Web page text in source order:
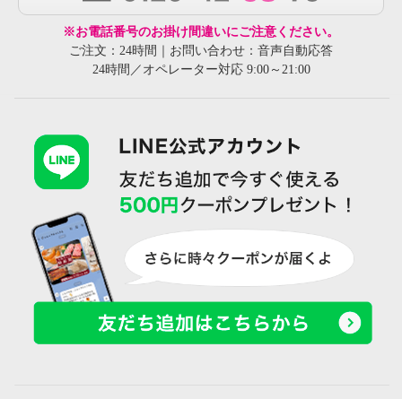
※お電話番号のお掛け間違いにご注意ください。
ご注文：24時間｜お問い合わせ：音声自動応答
24時間／オペレーター対応 9:00～21:00